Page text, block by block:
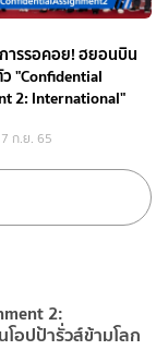
ารรอคอย! ฮยอนบิน
"Confidential
2: International"
7 ก.ย. 65
2:
อปป้ารั่วส์ข้ามโลก